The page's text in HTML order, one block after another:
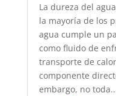
La dureza del
la mayoría de los
agua cumple un
como fluido de
transporte de
componente
embargo, no